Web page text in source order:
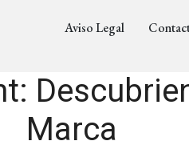
Aviso Legal
Marca